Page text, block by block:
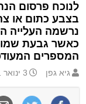
לנוכח פרסום
בצבע כתום או
נרשמה העלייה
כאשר גבעת
המספרים
גיא גפן 3 ינואר 2021 13:39